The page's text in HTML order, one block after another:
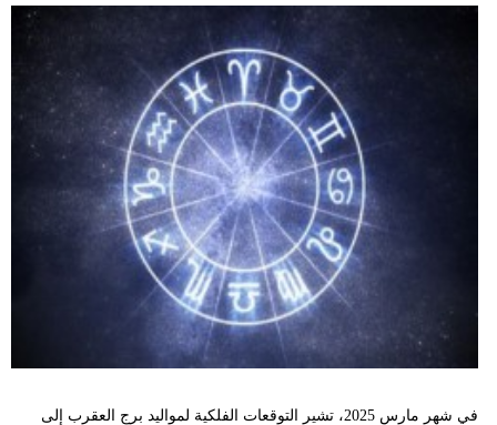
في شهر مارس 2025، تشير التوقعات الفلكية لمواليد برج العقرب إلى